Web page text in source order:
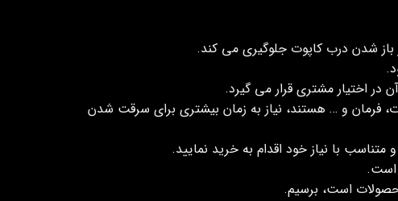
شدن درب کاپوت جلوگیری می کند.
فرمان و … هستند، نیاز به زمان بیشتری برای سرقت شدن
با نیاز خود اقدام به خرید نمایید.
است.
است، برسیم.